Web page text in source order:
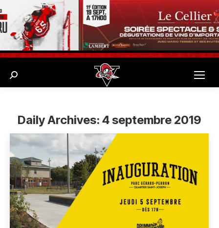
Search:
Daily Archives: 4 septembre 2019